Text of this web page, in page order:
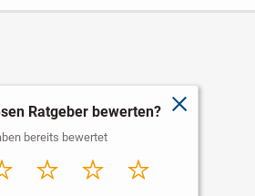
schließen
Ratgeber bewerten?
bereits bewertet